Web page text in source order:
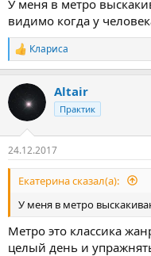
У меня в метро
видимо когда у
Р
е
к
и
Клариса
Altair
Практик
24.12.2017
Екатерина сказал(а):
У меня в метро
Метро это классика
целый день и